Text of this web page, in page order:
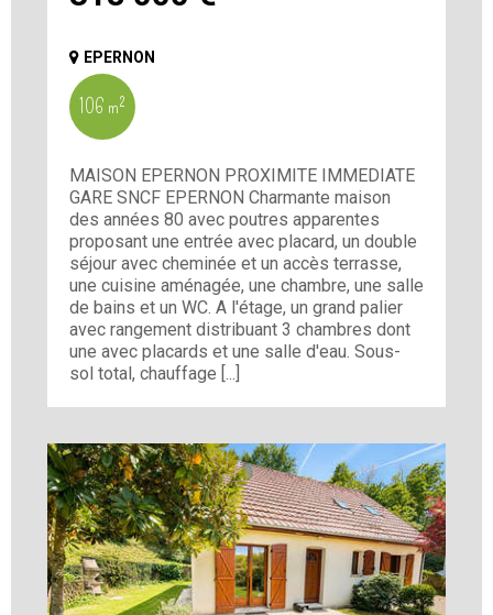
EPERNON
106 m²
MAISON EPERNON PROXIMITE IMMEDIATE
GARE SNCF EPERNON Charmante maison
des années 80 avec poutres apparentes
proposant une entrée avec placard, un double
séjour avec cheminée et un accès terrasse,
une cuisine aménagée, une chambre, une salle
de bains et un WC. A l'étage, un grand palier
avec rangement distribuant 3 chambres dont
une avec placards et une salle d'eau. Sous-
sol total, chauffage [...]